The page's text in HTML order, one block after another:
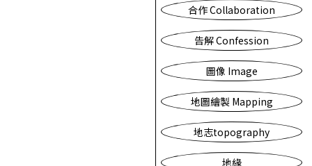
合作 Collaboration
告解 Confession
圖像 Image
地圖繪製 Mapping
地志topography
地緣